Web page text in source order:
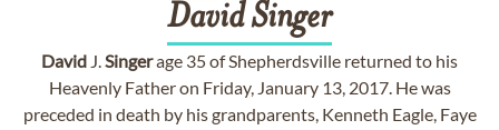
DavidSinger
David J.Singerage 35 of Shepherdsville returned to his
Heavenly Father on Friday, January 13, 2017. He was
preceded in death by his grandparents, Kenneth Eagle, Faye